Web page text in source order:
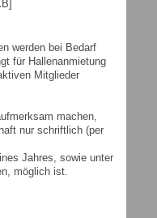
werden bei Bedarf
für Hallenanmietung
Mitglieder
machen,
nur schriftlich (per
Jahres, sowie unter
möglich ist.